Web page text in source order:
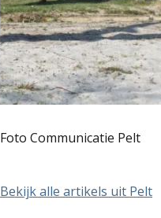
Foto Communicatie Pelt
Bekijk alle artikels uit Pelt